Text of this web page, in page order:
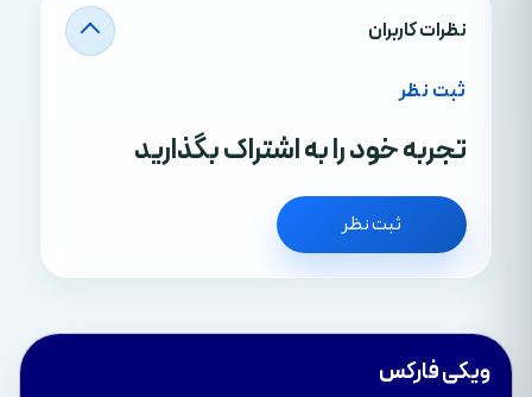
نظرات کاربران
ثبت نظر
تجربه خود را به اشتراک بگذارید
ثبت نظر
ویکی فارکس